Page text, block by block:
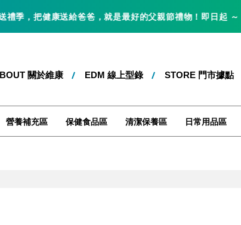
給爸爸，就是最好的父親節禮物！即日起 ～ 8/31 止，
關於維康
EDM 線上型錄 STORE 門市據點
營養補充區 保健食品區 清潔保養區 日常用品區